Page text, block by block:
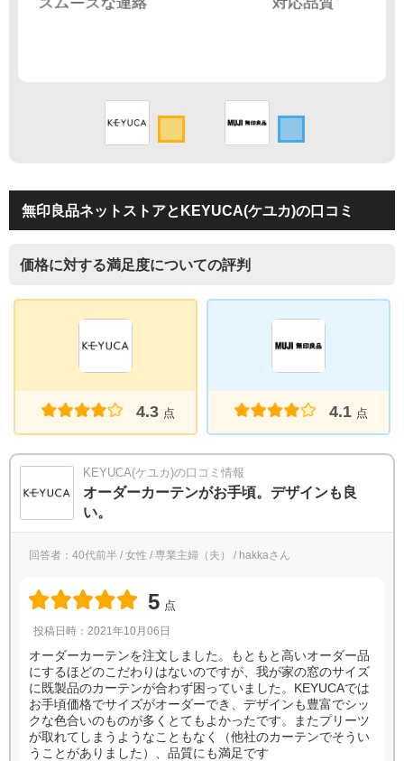
無印良品ネットストアとKEYUCA(ケユカ)の口コミ
価格に対する満足度についての評判
4.3 点 4.1 点
KEYUCA(ケユカ)の口コミ情報
オーダーカーテンがお手頃。デザインも良
い。
回答者：40代前半 / 女性 / 専業主婦（夫） / hakkaさん
5 点
投稿日時：2021年10月06日
オーダーカーテンを注文しました。もともと高いオーダー品
にするほどのこだわりはないのですが、我が家の窓のサイズ
に既製品のカーテンが合わず困っていました。KEYUCAでは
お手頃価格でサイズがオーダーでき、デザインも豊富でシッ
クな色合いのものが多くとてもよかったです。またプリーツ
が取れてしまうようなこともなく（他社のカーテンでそうい
うことがありました）、品質にも満足です